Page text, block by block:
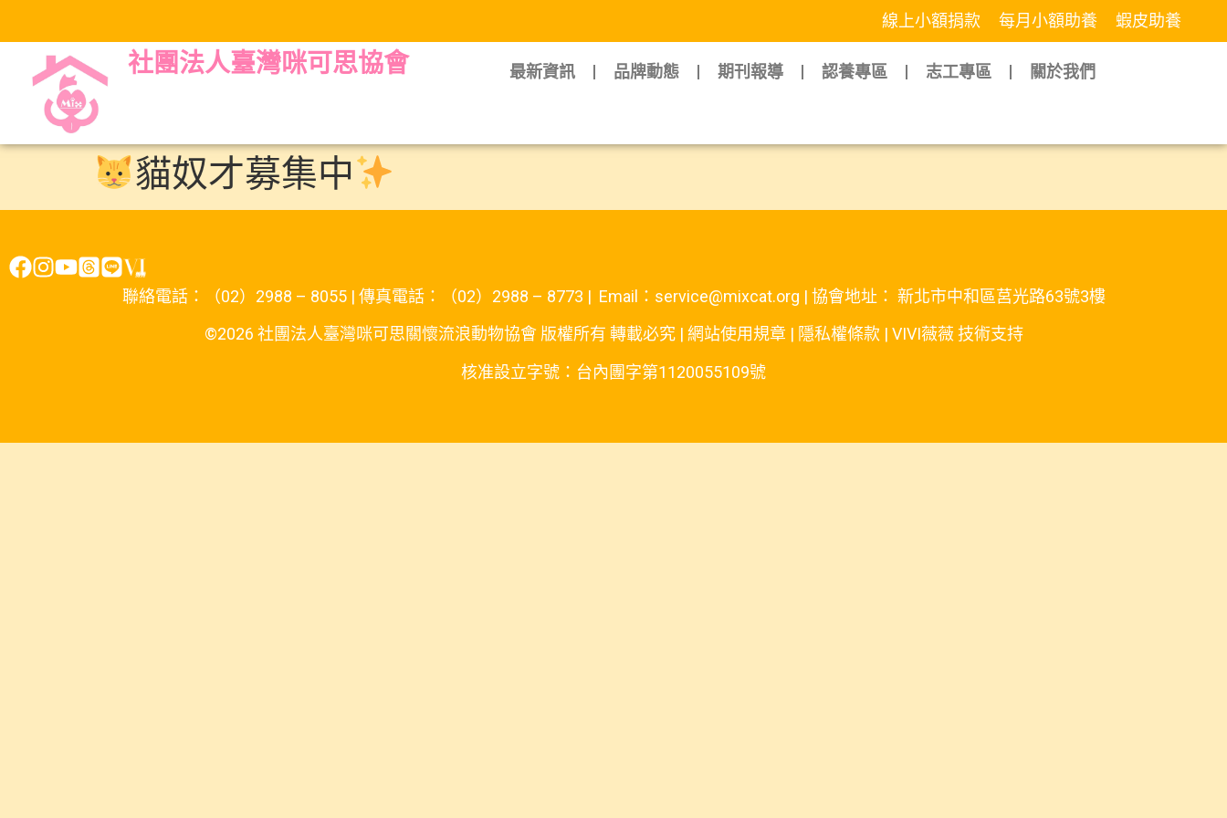
線上小額捐款 每月小額助養 蝦皮助養
社團法人臺灣咪可思協會 最新資訊 品牌動態 期刊報導 認養專區 志工專區 關於我們
貓奴才募集中
聯絡電話：（02）2988 – 8055 | 傳真電話：（02）2988 – 8773 | Email：service@mixcat.org | 協會地址： 新北市中和區莒光路63號3樓
©2026 社團法人臺灣咪可思關懷流浪動物協會 版權所有 轉載必究 | 網站使用規章| 隱私權條款 | VIVI薇薇 技術支持
核准設立字號：台內團字第1120055109號